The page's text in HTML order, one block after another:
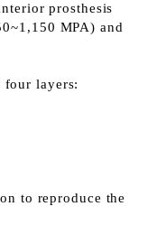
prosthesis
MPA) and
four layers:
to reproduce the